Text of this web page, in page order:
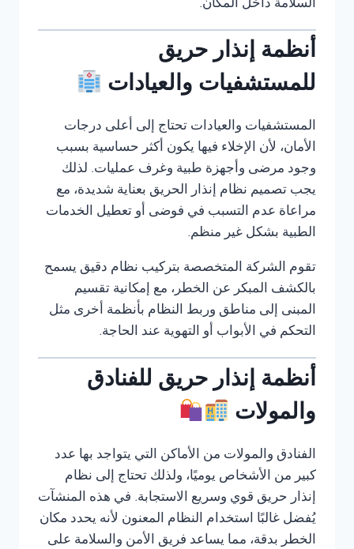
السلامة داخل المكان.
أنظمة إنذار حريق
للمستشفيات والعيادات
المستشفيات والعيادات تحتاج إلى أعلى درجات
الأمان، لأن الإخلاء فيها يكون أكثر حساسية بسبب
وجود مرضى وأجهزة طبية وغرف عمليات. لذلك
يجب تصميم نظام إنذار الحريق بعناية شديدة، مع
مراعاة عدم التسبب في فوضى أو تعطيل الخدمات
الطبية بشكل غير منظم.
تقوم الشركة المتخصصة بتركيب نظام دقيق يسمح
بالكشف المبكر عن الخطر، مع إمكانية تقسيم
المبنى إلى مناطق وربط النظام بأنظمة أخرى مثل
التحكم في الأبواب أو التهوية عند الحاجة.
أنظمة إنذار حريق للفنادق
والمولات
الفنادق والمولات من الأماكن التي يتواجد بها عدد
كبير من الأشخاص يوميًا، ولذلك تحتاج إلى نظام
إنذار حريق قوي وسريع الاستجابة. في هذه المنشآت
يُفضل غالبًا استخدام النظام المعنون لأنه يحدد مكان
الخطر بدقة، مما يساعد فريق الأمن والسلامة على